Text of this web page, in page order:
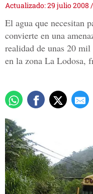
Actualizado: 29 julio 2008 /
El agua que necesitan
convierte en una
realidad de unas 20 mil
en la zona La Lodosa,